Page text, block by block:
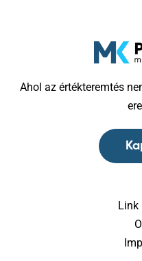
Ahol az értékteremtés
Link